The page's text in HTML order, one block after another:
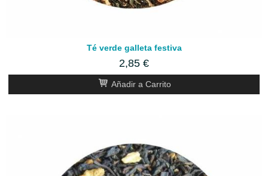
Té verde galleta festiva
2,85 €
Añadir a Carrito